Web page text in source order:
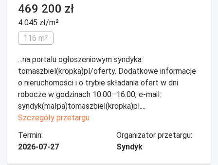
469 200 zł
4 045 zł/m²
116 m²
...na portalu ogłoszeniowym syndyka:
tomaszbiel(kropka)pl/oferty. Dodatkowe informacje
o nieruchomości i o trybie składania ofert w dni
robocze w godzinach 10:00–16:00, e-mail:
syndyk(małpa)tomaszbiel(kropka)pl....
Szczegóły przetargu
Termin:
2026-07-27
Organizator przetargu:
Syndyk